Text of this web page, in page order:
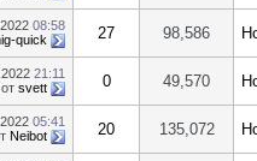
08:58
quick 27 98,586
21:11
от svett 0 49,570
05:41
Neibot 20 135,072